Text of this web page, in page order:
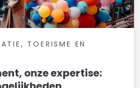
TOERISME EN
onze expertise: